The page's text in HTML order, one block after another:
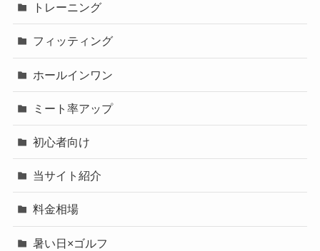
トレーニング
フィッティング
ホールインワン
ミート率アップ
初心者向け
当サイト紹介
料金相場
暑い日×ゴルフ